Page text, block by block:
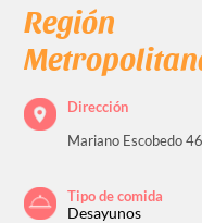
Región
Dirección
Mariano Escobedo
Tipo de comida
Desayunos